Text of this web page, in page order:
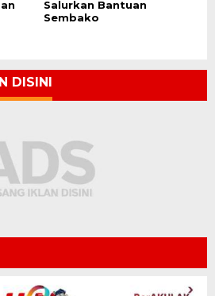
Salurkan Bantuan
Sembako
DISINI